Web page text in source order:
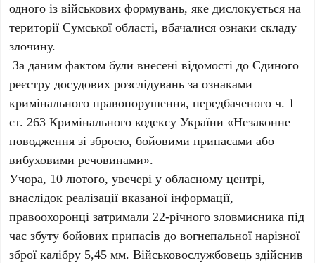
одного із військових формувань, яке дислокується на
території Сумської області, вбачалися ознаки складу
злочину.
За даним фактом були внесені відомості до Єдиного
реєстру досудових розслідувань за ознаками
кримінального правопорушення, передбаченого ч. 1
ст. 263 Кримінального кодексу України «Незаконне
поводження зі зброєю, бойовими припасами або
вибуховими речовинами».
Учора, 10 лютого, увечері у обласному центрі,
внаслідок реалізації вказаної інформації,
правоохоронці затримали 22-річного зловмисника під
час збуту бойових припасів до вогнепальної нарізної
зброї калібру 5,45 мм. Військовослужбовець здійснив